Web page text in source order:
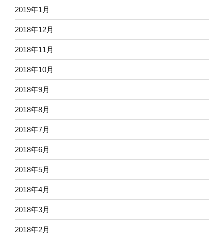
2019年1月
2018年12月
2018年11月
2018年10月
2018年9月
2018年8月
2018年7月
2018年6月
2018年5月
2018年4月
2018年3月
2018年2月